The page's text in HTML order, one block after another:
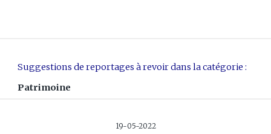
Suggestions de reportages à revoir dans la catégorie :
Patrimoine
19-05-2022